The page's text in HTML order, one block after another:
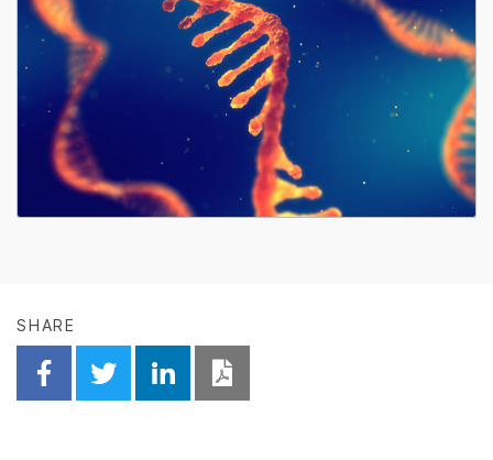
SHARE
Share on Facebook
Share on Twitter
Share on Linkedin
Download PDF